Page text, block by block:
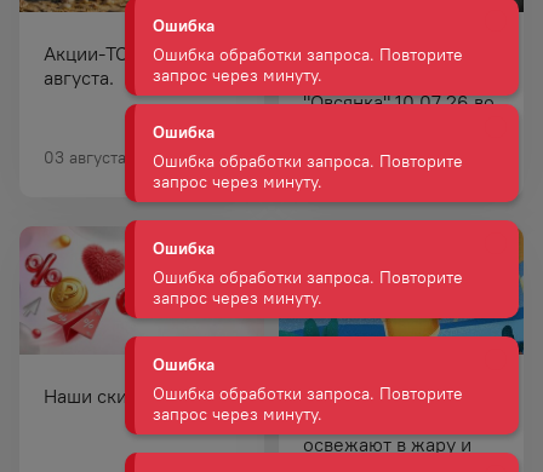
Акции-ТОП! Каталог
августа.
03 августа — 31 августа
Клуб Сомелье на
террасе в ресторане
"Овсянка" 10.07.26 во
21 июля
Наши скидки!
Гид по летнему пиву:
какие сорта реально
освежают в жару и
Ошибка
Ошибка обработки запроса. Повторите
запрос через минуту.
Ошибка
Ошибка
Ошибка обработки запроса. Повторите
запрос через минуту.
Ошибка
Ошибка обработки запроса. Повторите
запрос через минуту.